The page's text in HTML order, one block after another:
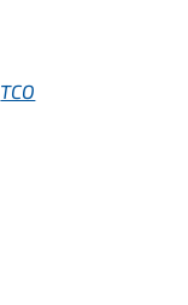
TCO